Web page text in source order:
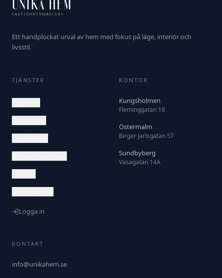
UNIKA HEM
FASTIGHETSMÄKLERI
Ett handplockat urval av hem med fokus på läge, interiör och
livsstil.
TJÄNSTER
Logga in
KONTOR
Kungsholmen
Fleminggatan 18
Östermalm
Birger Jarlsgatan 57
Sundbyberg
Vasagatan 14A
KONTAKT
info@unikahem.se